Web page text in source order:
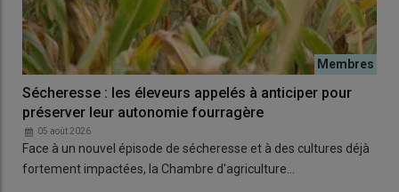
Sécheresse : les éleveurs appelés à anticiper pour
préserver leur autonomie fourragère
05 août 2026
Face à un nouvel épisode de sécheresse et à des cultures déjà
fortement impactées, la Chambre d'agriculture…